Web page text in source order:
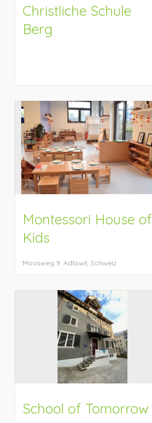
Christliche Schule
Berg
Montessori House of
Kids
Moosweg 9, Adliswil, Schweiz
School of Tomorrow